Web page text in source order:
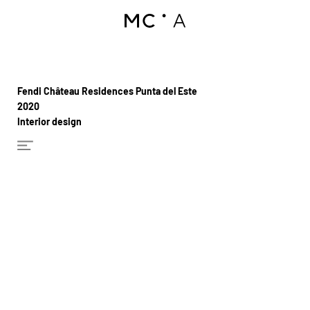
Fendi Château Residences Punta del Este
2020
Interior design